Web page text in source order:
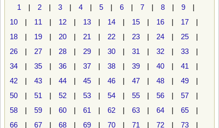
1 | 2 | 3 | 4 | 5 | 6 | 7 | 8 | 9 |
10 | 11 | 12 | 13 | 14 | 15 | 16 | 17 |
18 | 19 | 20 | 21 | 22 | 23 | 24 | 25 |
26 | 27 | 28 | 29 | 30 | 31 | 32 | 33 |
34 | 35 | 36 | 37 | 38 | 39 | 40 | 41 |
42 | 43 | 44 | 45 | 46 | 47 | 48 | 49 |
50 | 51 | 52 | 53 | 54 | 55 | 56 | 57 |
58 | 59 | 60 | 61 | 62 | 63 | 64 | 65 |
66 | 67 | 68 | 69 | 70 | 71 | 72 | 73 |